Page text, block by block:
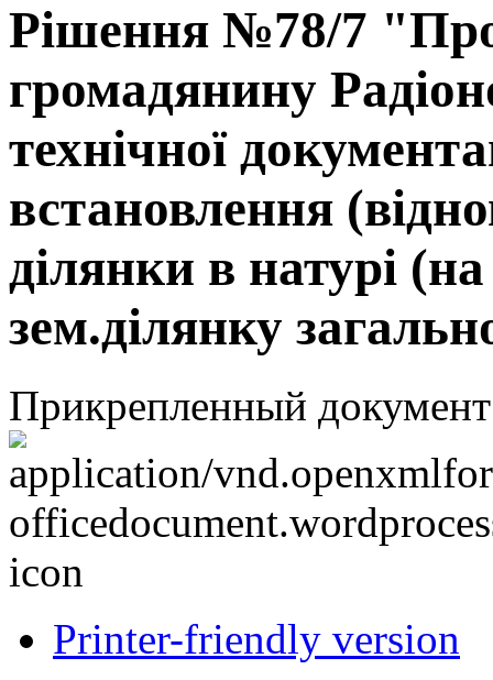
Рішення №78/7
громадянину
технічної
встановлення
ділянки в натурі
зем.ділянку
Прикрепленный
Printer-friendly version